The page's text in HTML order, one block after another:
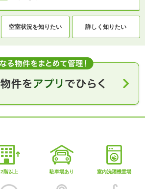
空室状況を知りたい 詳しく知りたい
2階以上 駐車場あり 室内洗濯機置場